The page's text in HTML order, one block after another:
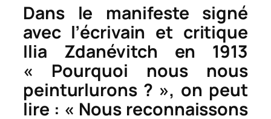
Dans le manifeste signé
avec l’écrivain et critique
Ilia Zdanévitch en 1913
« Pourquoi nous nous
peinturlurons ? », on peut
lire : « Nous reconnaissons